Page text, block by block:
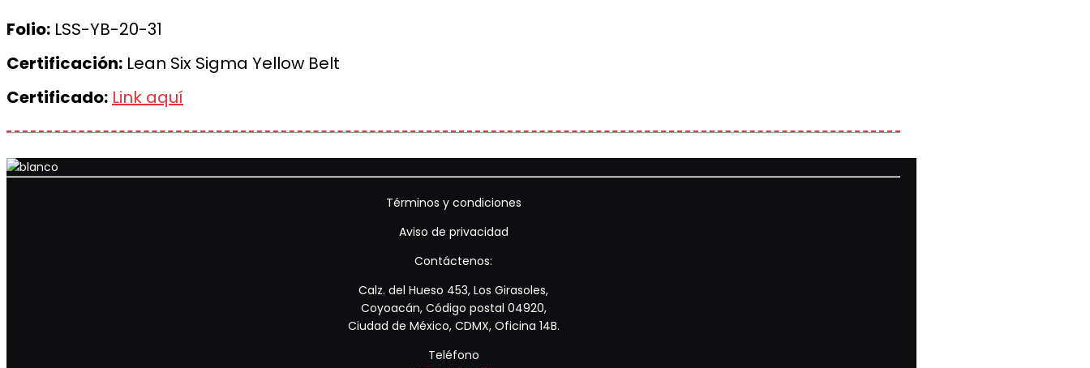
Folio: LSS-YB-20-31
Certificación: Lean Six Sigma Yellow Belt
Certificado: Link aquí
Términos y condiciones
Aviso de privacidad
Contáctenos:
Calz. del Hueso 453, Los Girasoles,
Coyoacán, Código postal 04920,
Ciudad de México, CDMX, Oficina 14B.
Teléfono